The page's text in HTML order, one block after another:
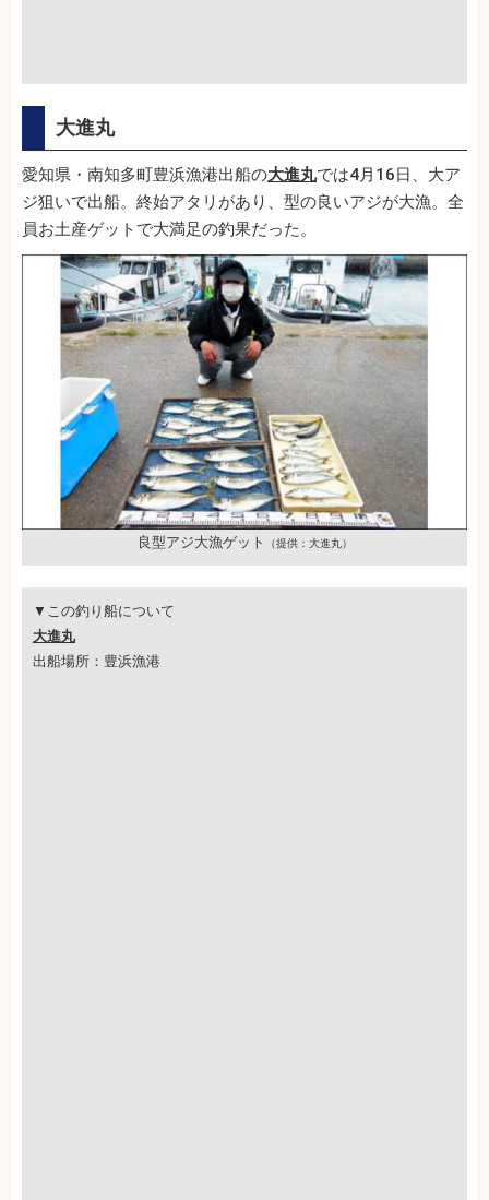
大進丸
愛知県・南知多町豊浜漁港出船の大進丸では4月16日、大ア
ジ狙いで出船。終始アタリがあり、型の良いアジが大漁。全
員お土産ゲットで大満足の釣果だった。
良型アジ大漁ゲット （提供：大進丸）
▼この釣り船について
大進丸
出船場所：豊浜漁港